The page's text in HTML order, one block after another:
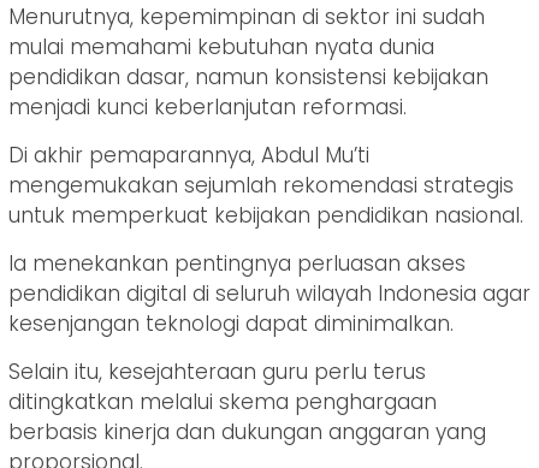
Menurutnya, kepemimpinan di sektor ini sudah
mulai memahami kebutuhan nyata dunia
pendidikan dasar, namun konsistensi kebijakan
menjadi kunci keberlanjutan reformasi.
Di akhir pemaparannya, Abdul Mu’ti
mengemukakan sejumlah rekomendasi strategis
untuk memperkuat kebijakan pendidikan nasional.
Ia menekankan pentingnya perluasan akses
pendidikan digital di seluruh wilayah Indonesia agar
kesenjangan teknologi dapat diminimalkan.
Selain itu, kesejahteraan guru perlu terus
ditingkatkan melalui skema penghargaan
berbasis kinerja dan dukungan anggaran yang
proporsional.